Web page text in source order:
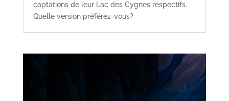
captations de leur Lac des Cygnes respectifs.
Quelle version préférez-vous?